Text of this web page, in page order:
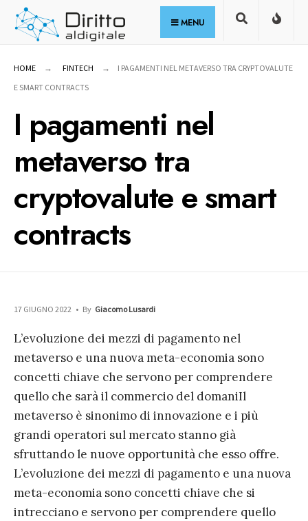
Skip
MENU
HOME FINTECH
I PAGAMENTI NEL METAVERSO TRA CRYPTOVALUTE
E SMART CONTRACTS
I pagamenti nel
metaverso tra
cryptovalute e smart
contracts
17 GIUGNO 2022 • By Giacomo Lusardi
L’evoluzione dei mezzi di pagamento nel
metaverso e una nuova meta-economia sono
concetti chiave che servono per comprendere
quello che sarà il commercio del domaniIl
metaverso è sinonimo di innovazione e i più
grandi operatori sul mercato stanno già
sfruttando le nuove opportunità che esso offre.
L’evoluzione dei mezzi di pagamento e una nuova
meta-economia sono concetti chiave che si
intrecciano e servono per comprendere quello